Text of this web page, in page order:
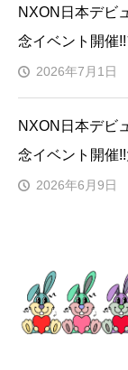
NXON日本デビ
念イベント開催
2026年7月1日
NXON日本デビ
念イベント開催
2026年6月9日